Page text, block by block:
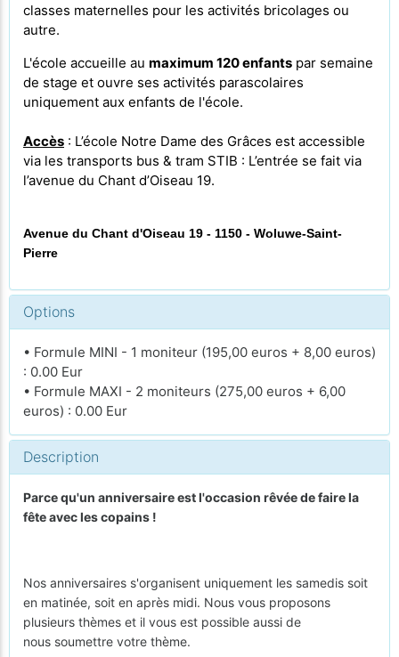
classes maternelles pour les activités bricolages ou
autre.
L'école accueille au maximum 120 enfants par semaine
de stage et ouvre ses activités parascolaires
uniquement aux enfants de l'école.
Accès : L’école Notre Dame des Grâces est accessible
via les transports bus & tram STIB : L’entrée se fait via
l’avenue du Chant d’Oiseau 19.
Avenue du Chant d'Oiseau 19 - 1150 - Woluwe-Saint-
Pierre
Options
• Formule MINI - 1 moniteur (195,00 euros + 8,00 euros)
: 0.00 Eur
• Formule MAXI - 2 moniteurs (275,00 euros + 6,00
euros) : 0.00 Eur
Description
Parce qu'un anniversaire est l'occasion rêvée de faire la
fête avec les copains !
Nos anniversaires s'organisent uniquement les samedis soit
en matinée, soit en après midi. Nous vous proposons
plusieurs thèmes et il vous est possible aussi de
nous soumettre votre thème.